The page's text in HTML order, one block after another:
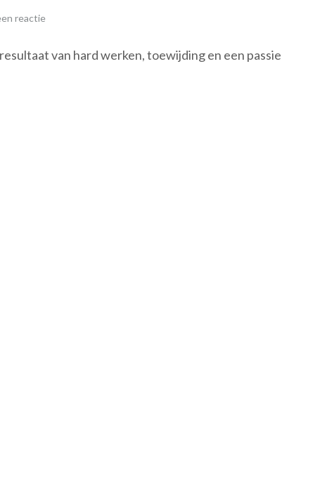
reactie
van hard werken, toewijding en een passie